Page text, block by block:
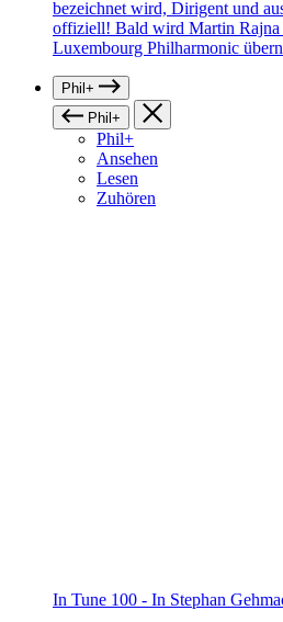
bezeichnet wird, Dirigent und
offiziell! Bald wird Martin Rajna
Luxembourg Philharmonic
Phil+
Phil+
Phil+
Ansehen
Lesen
Zuhören
In Tune 100 - In Stephan